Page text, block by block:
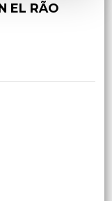
EL RÃO